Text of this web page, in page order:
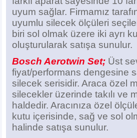
uyum sağlar. Firmamız
uyumlu silecek ölçüleri
biri sol olmak üzere iki ayrı
oluşturularak satışa sunulur.
Bosch Aerotwin Set; Üst
fiyat/performans dengesine
silecek serisidir. Araca özel
silecekler üzerinde takılı ve
haldedir. Aracınıza özel
kutu içerisinde, sağ ve sol
halinde satışa sunulur.